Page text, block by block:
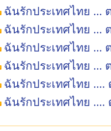
ฉันรักประเทศไทย ...
ฉันรักประเทศไทย ...
ฉันรักประเทศไทย ...
ฉันรักประเทศไทย ...
ฉันรักประเทศไทย ....
ฉันรักประเทศไทย ....